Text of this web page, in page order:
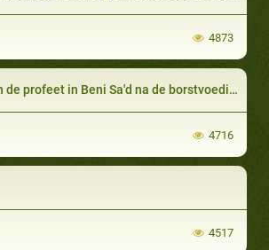
4873
profeet in Beni Sa'd na de borstvoeding
4716
4517